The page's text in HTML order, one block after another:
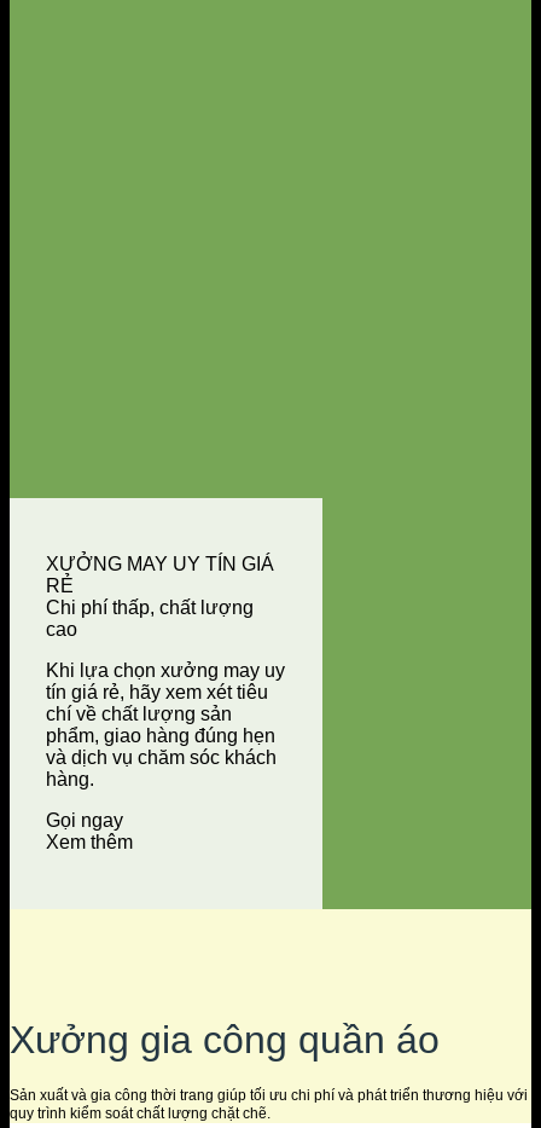
XƯỞNG MAY UY TÍN GIÁ
RẺ
Chi phí thấp, chất lượng
cao
Khi lựa chọn xưởng may uy
tín giá rẻ, hãy xem xét tiêu
chí về chất lượng sản
phẩm, giao hàng đúng hẹn
và dịch vụ chăm sóc khách
hàng.
Gọi ngay
Xem thêm
Xưởng gia công quần áo
Sản xuất và gia công thời trang giúp tối ưu chi phí và phát triển thương hiệu với
quy trình kiểm soát chất lượng chặt chẽ.